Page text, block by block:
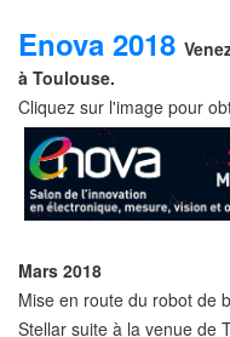
Enova 2018
à Toulouse.
Cliquez sur l'image pour
Mars 2018
Mise en route du robot de
Stellar suite à la venue de